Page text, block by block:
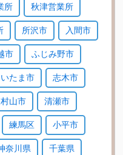
所 秋津営業所
所沢市 入間市
市 ふじみ野市
たま市 志木市
山市 清瀬市
練馬区 小平市
奈川県 千葉県